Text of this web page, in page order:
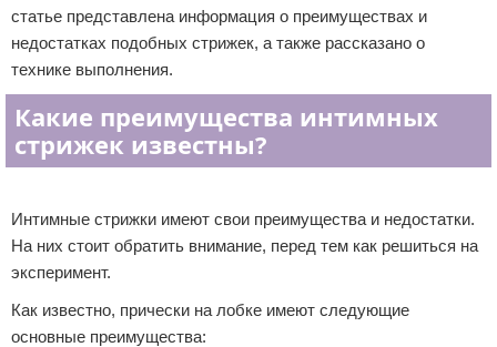
статье представлена информация о преимуществах и
недостатках подобных стрижек, а также рассказано о
технике выполнения.
Какие преимущества интимных
стрижек известны?
Интимные стрижки имеют свои преимущества и недостатки.
На них стоит обратить внимание, перед тем как решиться на
эксперимент.
Как известно, прически на лобке имеют следующие
основные преимущества: